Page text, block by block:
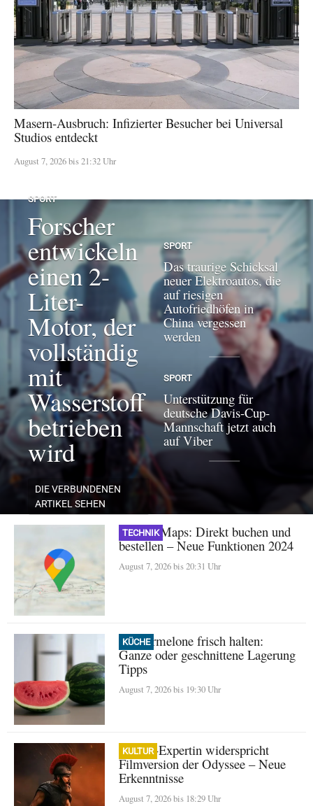
Masern-Ausbruch: Infizierter Besucher bei Universal
Studios entdeckt
August 7, 2026 bis 21:32 Uhr
SPORT
Forscher
entwickeln
einen 2-
Liter-
Motor, der
vollständig
mit
Wasserstoff
betrieben
wird
DIE VERBUNDENEN
ARTIKEL SEHEN
SPORT
Das traurige Schicksal
neuer Elektroautos, die
auf riesigen
Autofriedhöfen in
China vergessen
werden
SPORT
Unterstützung für
deutsche Davis-Cup-
Mannschaft jetzt auch
auf Viber
TECHNIK
Google Maps: Direkt buchen und
bestellen – Neue Funktionen 2024
August 7, 2026 bis 20:31 Uhr
KÜCHE
Wassermelone frisch halten:
Ganze oder geschnittene Lagerung
Tipps
August 7, 2026 bis 19:30 Uhr
KULTUR
Homer-Expertin widerspricht
Filmversion der Odyssee – Neue
Erkenntnisse
August 7, 2026 bis 18:29 Uhr